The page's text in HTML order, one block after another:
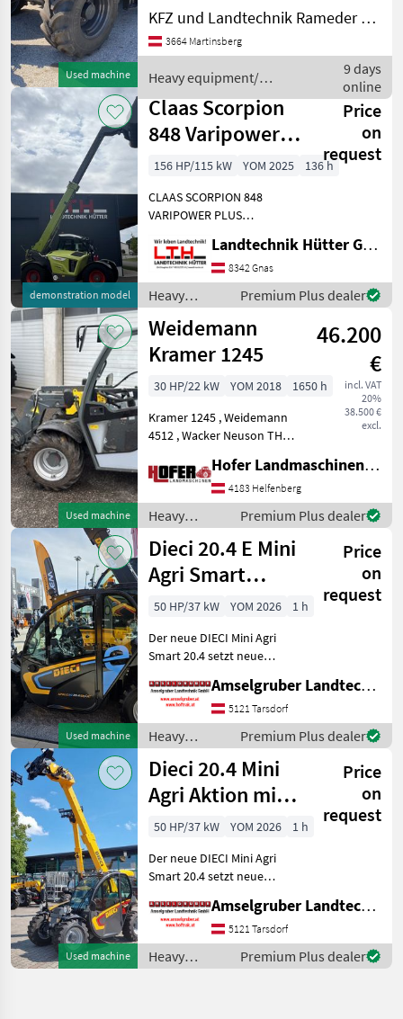
Used machine
Leistung, Hubhöhe 7m bei
3700kg maximaler Hubkraft.
6x3 Gang Powershift
40km/h, Luftfedersitz mi
KFZ und Landtechnik Rameder e.U.
3664 Martinsberg
Heavy equipment/
construction machines / New
Holland
9 days
online
demonstration model
Claas Scorpion
848 Varipower
Plus Generation
Price
on
request
156 HP/115 kW YOM 2025
136 h
CLAAS SCORPION 848
VARIPOWER PLUS
mit 8, 01 m Aushubhöhe
und 4.800 kg Hubkraft
Teleskoparm: - Zweiteiliger,
hydraulisch ausfahrbarer T
Landtechnik Hütter GmbH & Co KG
8342 Gnas
Heavy
equipment/
construction
machines /
Claas
Premium Plus dealer
Used machine
Weidemann
Kramer 1245
46.200
€
incl. VAT
20%
38.500 €
excl.
30 HP/22 kW YOM 2018
1650 h
Kramer 1245 , Weidemann
4512 , Wacker Neuson TH
Palettengabel. Breitreifen
agri gear type: Hydrostatic
drive, Steering-type: 4-
wheel drive, F
Hofer Landmaschinen Handels GmbH.
4183 Helfenberg
Heavy
equipment/
construction
machines /
Weidemann
Premium Plus dealer
Used machine
Dieci 20.4 E Mini
Agri Smart
ELEKTRO
Teleskoplader
TOP
Price
on
request
50 HP/37 kW YOM 2026
1 h
Der neue DIECI Mini Agri
Smart 20.4 setzt neue
Teleskopladermarkt. 100 %
Elektro! -Größte Kabine
(Baugleich vom Modell 26.6
Mini Agri) -Echt
Amselgruber Landtechnik GmbH
5121 Tarsdorf
Heavy
equipment/
construction
machines /
Dieci
Premium Plus dealer
Used machine
Dieci 20.4 Mini
Agri Aktion mit
Österreichpaket
Price
on
request
50 HP/37 kW YOM 2026
1 h
Der neue DIECI Mini Agri
Smart 20.4 setzt neue
Teleskopladermarkt. Stufe
5 Motor - -Größte Kabine
(Baugleich vom Modell 26.6
Mini Agri) -50
Amselgruber Landtechnik GmbH
5121 Tarsdorf
Heavy
equipment/
Premium Plus dealer